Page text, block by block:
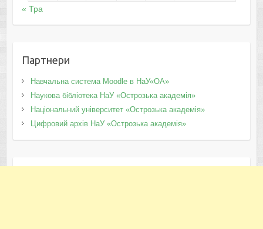
« Тра
Партнери
Навчальна система Moodle в НаУ«ОА»
Наукова бібліотека НаУ «Острозька академія»
Національний університет «Острозька академія»
Цифровий архів НаУ «Острозька академія»